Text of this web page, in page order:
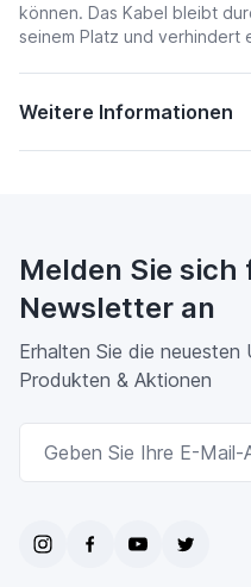
können. Das Kabel bleibt
seinem Platz und verhindert
Weitere Informationen
Melden Sie sich
Newsletter an
Erhalten Sie die neuesten
Produkten & Aktionen